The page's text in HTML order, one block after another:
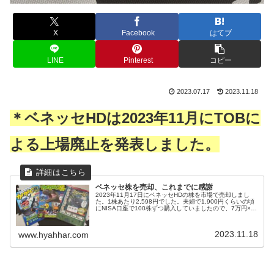
X Facebook はてブ
LINE Pinterest コピー
2023.07.17 2023.11.18
＊ベネッセHDは2023年11月にTOBに
よる上場廃止を発表しました。
ベネッセ株を売却、これまでに感謝
2023年11月17日にベネッセHDの株を市場で売却しまし
た。1株あたり2,598円でした。夫婦で1,900円くらいの頃
にNISA口座で100株ずつ購入していましたので、7万円×2
www.hyahhar.com 2023.11.18